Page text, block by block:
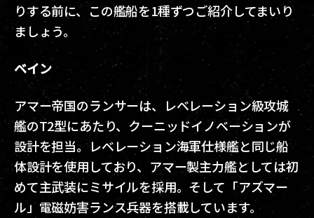
りする前に、この艦船を1種ずつご紹介してまいり
ましょう。
ベイン
アマー帝国のランサーは、レベレーション級攻城
艦のT2型にあたり、クーニッドイノベーションが
設計を担当。レベレーション海軍仕様艦と同じ船
体設計を使用しており、アマー製主力艦としては初
めて主武装にミサイルを採用。そして「アズマー
ル」電磁妨害ランス兵器を搭載しています。